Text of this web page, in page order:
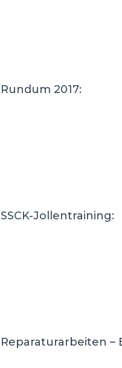
Rundum 2017:
SSCK-Jollentraining:
Reparaturarbeiten –